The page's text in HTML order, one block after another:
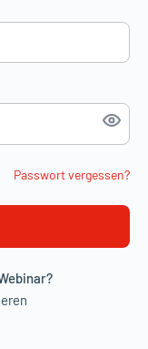
Passwort vergessen?